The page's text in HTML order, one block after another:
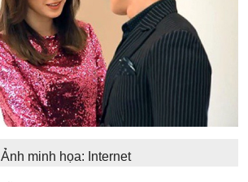
Ảnh minh họa: Internet